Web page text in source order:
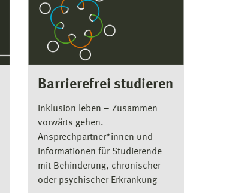
Barrierefrei studieren
Inklusion leben – Zusammen
vorwärts gehen.
Ansprechpartner*innen und
Informationen für Studierende
mit Behinderung, chronischer
oder psychischer Erkrankung